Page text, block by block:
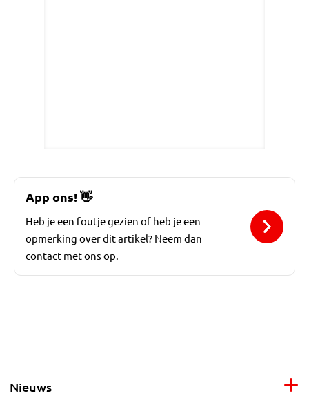
App ons!👋
Heb je een foutje gezien of heb je een
opmerking over dit artikel? Neem dan
contact met ons op.
Nieuws